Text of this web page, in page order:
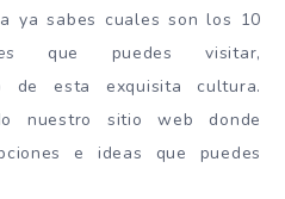
ya sabes cuales son los 10
que puedes visitar,
de esta exquisita cultura.
nuestro sitio web donde
e ideas que puedes